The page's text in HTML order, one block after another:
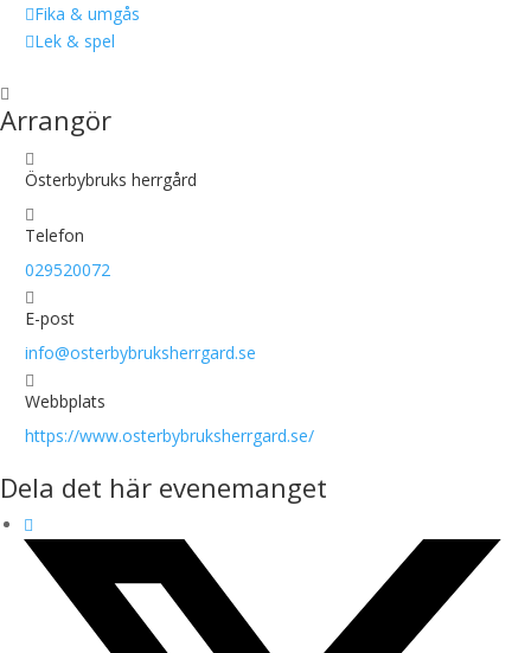
Fika & umgås
Lek & spel
Arrangör
Österbybruks herrgård
Telefon
029520072
E-post
info@osterbybruksherrgard.se
Webbplats
https://www.osterbybruksherrgard.se/
Dela det här evenemanget